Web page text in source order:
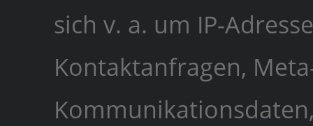
sich v. a. um IP-
Kontaktanfragen,